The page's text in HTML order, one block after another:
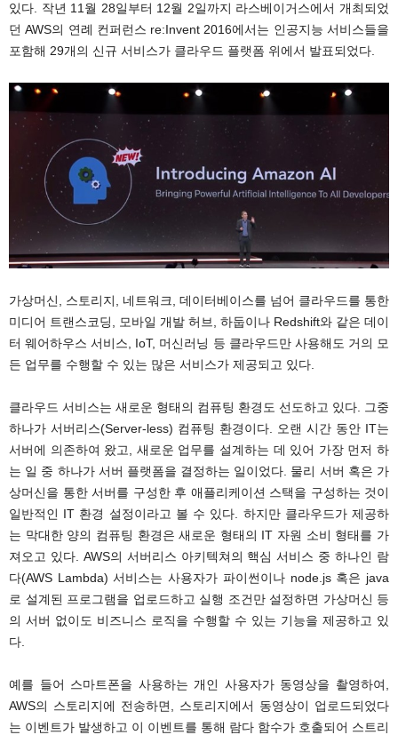
있다. 작년 11월 28일부터 12월 2일까지 라스베이거스에서 개최되었
던 AWS의 연례 컨퍼런스 re:Invent 2016에서는 인공지능 서비스들을
포함해 29개의 신규 서비스가 클라우드 플랫폼 위에서 발표되었다.
가상머신, 스토리지, 네트워크, 데이터베이스를 넘어 클라우드를 통한
미디어 트랜스코딩, 모바일 개발 허브, 하둡이나 Redshift와 같은 데이
터 웨어하우스 서비스, IoT, 머신러닝 등 클라우드만 사용해도 거의 모
든 업무를 수행할 수 있는 많은 서비스가 제공되고 있다.
클라우드 서비스는 새로운 형태의 컴퓨팅 환경도 선도하고 있다. 그중
하나가 서버리스(Server-less) 컴퓨팅 환경이다. 오랜 시간 동안 IT는
서버에 의존하여 왔고, 새로운 업무를 설계하는 데 있어 가장 먼저 하
는 일 중 하나가 서버 플랫폼을 결정하는 일이었다. 물리 서버 혹은 가
상머신을 통한 서버를 구성한 후 애플리케이션 스택을 구성하는 것이
일반적인 IT 환경 설정이라고 볼 수 있다. 하지만 클라우드가 제공하
는 막대한 양의 컴퓨팅 환경은 새로운 형태의 IT 자원 소비 형태를 가
져오고 있다. AWS의 서버리스 아키텍쳐의 핵심 서비스 중 하나인 람
다(AWS Lambda) 서비스는 사용자가 파이썬이나 node.js 혹은 java
로 설계된 프로그램을 업로드하고 실행 조건만 설정하면 가상머신 등
의 서버 없이도 비즈니스 로직을 수행할 수 있는 기능을 제공하고 있
다.
예를 들어 스마트폰을 사용하는 개인 사용자가 동영상을 촬영하여,
AWS의 스토리지에 전송하면, 스토리지에서 동영상이 업로드되었다
는 이벤트가 발생하고 이 이벤트를 통해 람다 함수가 호출되어 스트리